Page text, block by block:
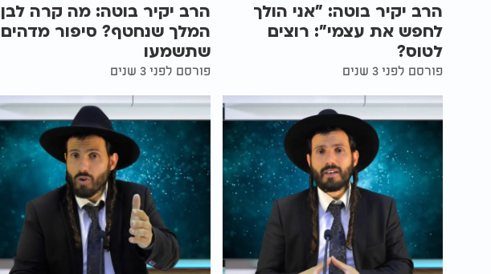
הרב יקיר בוטה: "אני הולך
לחפש את עצמי": רוצים
לטוס?
פורסם לפני 3 שנים
הרב יקיר בוטה: מה קרה לבן
המלך שנחטף? סיפור מדהים
שתשמעו
פורסם לפני 3 שנים